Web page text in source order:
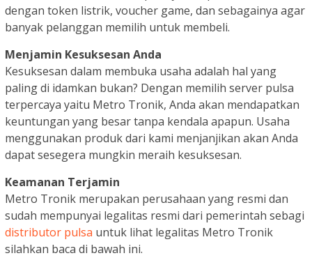
dengan token listrik, voucher game, dan sebagainya agar
banyak pelanggan memilih untuk membeli.
Menjamin Kesuksesan Anda
Kesuksesan dalam membuka usaha adalah hal yang
paling di idamkan bukan? Dengan memilih server pulsa
terpercaya yaitu Metro Tronik, Anda akan mendapatkan
keuntungan yang besar tanpa kendala apapun. Usaha
menggunakan produk dari kami menjanjikan akan Anda
dapat sesegera mungkin meraih kesuksesan.
Keamanan Terjamin
Metro Tronik merupakan perusahaan yang resmi dan
sudah mempunyai legalitas resmi dari pemerintah sebagi
distributor pulsa untuk lihat legalitas Metro Tronik
silahkan baca di bawah ini.